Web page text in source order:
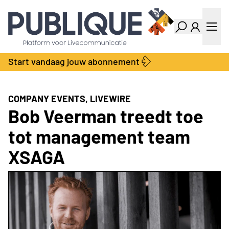
Industry Dashboard
Vacatures
Kalender
Producten
Bedrijvengids
Locatie Finder
Contact
Over ons
Adverteren
Abonnementen
Start vandaag jouw abonnement
COMPANY EVENTS, LIVEWIRE
Bob Veerman treedt toe
tot management team
XSAGA